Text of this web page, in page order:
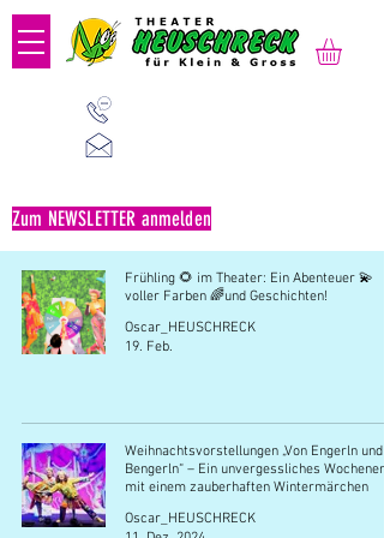
Zum NEWSLETTER anmelden
Frühling 🌻 im Theater: Ein Abenteuer 💫
voller Farben 🌈und Geschichten!
Oscar_HEUSCHRECK
19. Feb.
Weihnachtsvorstellungen „Von Engerln und
Bengerln“ – Ein unvergessliches
mit einem zauberhaften Wintermärchen
Oscar_HEUSCHRECK